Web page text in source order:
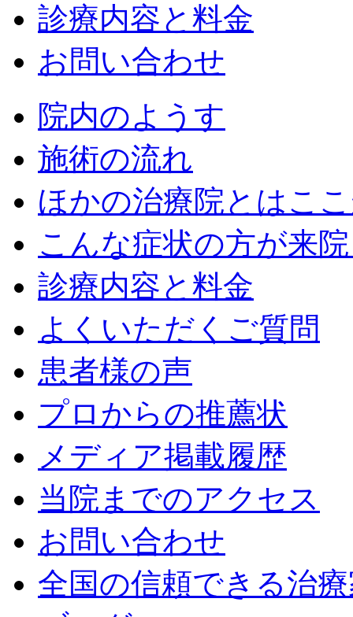
診療内容と料金
お問い合わせ
院内のようす
施術の流れ
ほかの治療院とはこ
こんな症状の方が来
診療内容と料金
よくいただくご質問
患者様の声
プロからの推薦状
メディア掲載履歴
当院までのアクセス
お問い合わせ
全国の信頼できる治